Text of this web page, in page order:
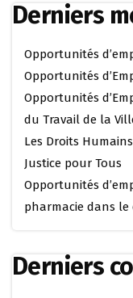
Derniers
Opportunités
Opportunités
Opportunités
du Travail de la
Les Droits
Justice pour Tous
Opportunités
pharmacie dans le
Derniers